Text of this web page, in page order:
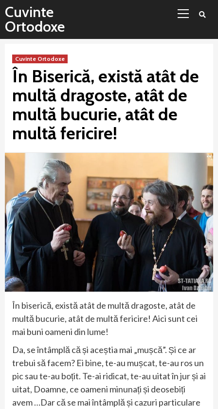
Sari
conținut
Cuvinte
Ortodoxe
Cuvinte Ortodoxe
În Biserică, există atât de
multă dragoste, atât de
multă bucurie, atât de
multă fericire!
În biserică, există atât de multă dragoste, atât de
multă bucurie, atât de multă fericire! Aici sunt cei
mai buni oameni din lume!
Da, se întâmplă că și aceștia mai „mușcă”. Și ce ar
trebui să facem? Ei bine, te-au mușcat, te-au ros un
pic sau te-au boțit. Te-ai ridicat, te-au uitat în jur și ai
uitat, Doamne, ce oameni minunați și deosebiți
avem …Dar că se mai întâmplă și cazuri particulare